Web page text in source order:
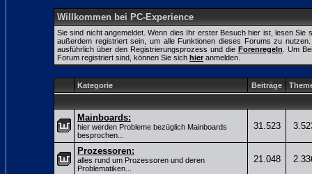
Willkommen bei PC-Experience
Sie sind nicht angemeldet. Wenn dies Ihr erster Besuch hier ist, lesen Sie
außerdem registriert sein, um alle Funktionen dieses Forums zu
ausführlich über den Registrierungsprozess und die Forenregeln. Um
Forum registriert sind, können Sie sich hier anmelden.
Kategorie Beiträge
Mainboards:
hier werden Probleme bezüglich Mainboards
besprochen...
31.523
Prozessoren:
alles rund um Prozessoren und deren
Problematiken...
21.048